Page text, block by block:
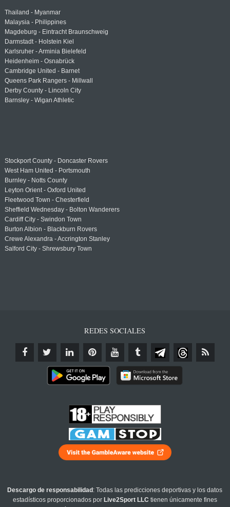
Thailand - Myanmar
Malaysia - Philippines
Magdeburg - Eintracht Braunschweig
Darmstadt - Holstein Kiel
Karlsruher - Arminia Bielefeld
Heidenheim - Osnabrück
Cambridge United - Barnet
Queens Park Rangers - Millwall
Derby County - Lincoln City
Barnsley - Wigan Athletic
Stockport County - Doncaster Rovers
West Ham United - Portsmouth
Burnley - Notts County
Leyton Orient - Oxford United
Fleetwood Town - Chesterfield
Sheffield Wednesday - Bolton Wanderers
Cardiff City - Swindon Town
Burton Albion - Blackburn Rovers
Crewe Alexandra - Accrington Stanley
Salford City - Shrewsbury Town
REDES SOCIALES
Descargo de responsabilidad : Todas las predicciones deportivas y los datos
estadísticos proporcionados por Live2Sport LLC tienen únicamente fines